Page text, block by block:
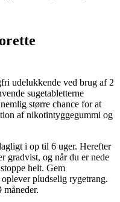
udelukkende ved brug af 2
sugetabletterne
større chance for at
af nikotintyggegummi og
i op til 6 uger. Herefter
gradvist, og når du er nede
helt. Gem
pludselig rygetrang.
måneder.